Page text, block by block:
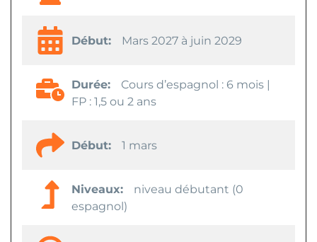
Début: Mars 2027 à juin 2029
Durée:
Cours d’espagnol : 6 mois |
FP : 1,5 ou 2 ans
Début: 1 mars
Niveaux:
niveau débutant (0
espagnol)